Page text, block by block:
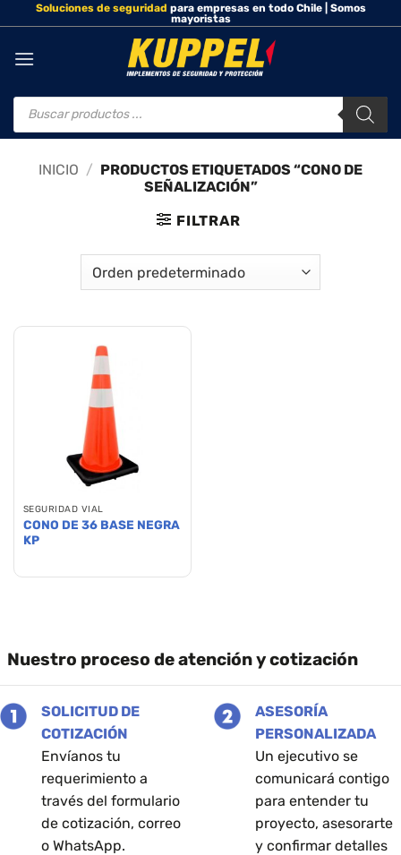
Saltar
al
contenido
Soluciones de seguridad para empresas en todo Chile | Somos
mayoristas
Búsqueda
INICIO / PRODUCTOS ETIQUETADOS “CONO DE
SEÑALIZACIÓN”
FILTRAR
SEGURIDAD VIAL
CONO DE 36 BASE NEGRA
KP
Nuestro proceso de atención y cotización
SOLICITUD DE
COTIZACIÓN
Envíanos tu
requerimiento a
través del formulario
de cotización, correo
o WhatsApp.
ASESORÍA
PERSONALIZADA
Un ejecutivo se
comunicará contigo
para entender tu
proyecto, asesorarte
y confirmar detalles